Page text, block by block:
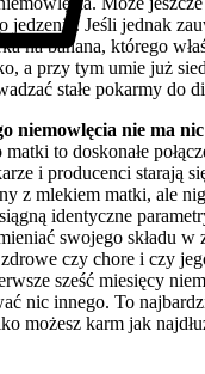
jedzenie. Jeśli jednak
na banana, którego
a przy tym umie już
stałe pokarmy do
niemowlęcia nie ma nic
to doskonałe
i producenci starają
z mlekiem matki, ale
identyczne
swojego składu w
czy chore i czy
sześć miesięcy
nic innego. To
możesz karm jak